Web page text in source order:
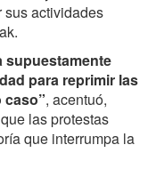
sus actividades
supuestamente
para reprimir las
, acentuó,
las protestas
que interrumpa la